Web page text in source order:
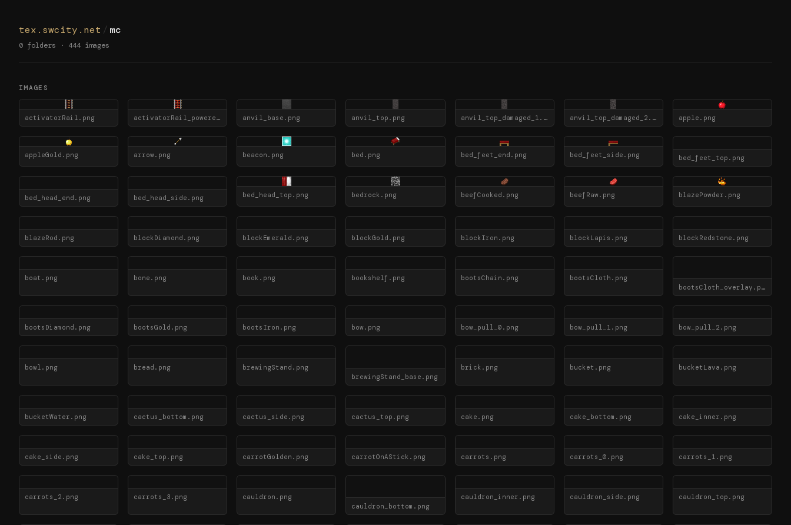
tex.swcity.net / mc
0 folders · 444 images
IMAGES
activatorRail.png activatorRail_powered.png anvil_base.png anvil_top.png anvil_top_damaged_1.png anvil_top_damaged_2.png apple.png
appleGold.png arrow.png beacon.png bed.png bed_feet_end.png bed_feet_side.png bed_feet_top.png
bed_head_end.png bed_head_side.png bed_head_top.png bedrock.png beefCooked.png beefRaw.png blazePowder.png
blazeRod.png blockDiamond.png blockEmerald.png blockGold.png blockIron.png blockLapis.png blockRedstone.png
boat.png bone.png book.png bookshelf.png bootsChain.png
bootsCloth.png
bootsCloth_overlay.png
bootsDiamond.png bootsGold.png bootsIron.png bow.png bow_pull_0.png bow_pull_1.png bow_pull_2.png
bowl.png bread.png
brewingStand.png
brewingStand_base.png
brick.png bucket.png bucketLava.png
bucketWater.png cactus_bottom.png cactus_side.png cactus_top.png cake.png cake_bottom.png cake_inner.png
cake_side.png cake_top.png carrotGolden.png carrotOnAStick.png carrots.png carrots_0.png carrots_1.png
carrots_2.png carrots_3.png
cauldron.png
cauldron_bottom.png
cauldron_inner.png cauldron_side.png cauldron_top.png